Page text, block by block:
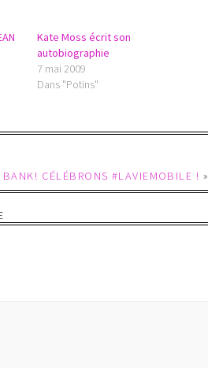
Kate Moss écrit son
autobiographie
7 mai 2009
Dans "Potins"
CÉLÉBRONS #LAVIEMOBILE ! »